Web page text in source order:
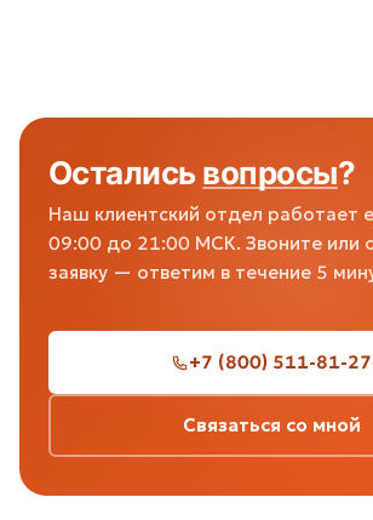
Осталисьвопросы?
Наш клиентский отдел работает
09:00 до 21:00 МСК. Звоните или
заявку — ответим в течение 5
+7 (800) 511-81-27
Связаться со мной